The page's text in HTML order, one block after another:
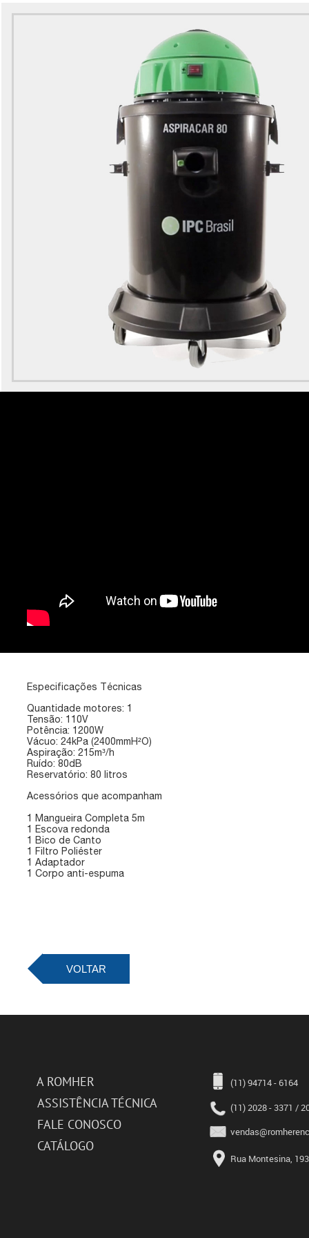
Especificações Técnicas
Quantidade motores: 1
Tensão: 110V
Potência: 1200W
Vácuo: 24kPa (2400mmH²O)
Aspiração: 215m³/h
Ruído: 80dB
Reservatório: 80 litros
Acessórios que acompanham
1 Mangueira Completa 5m
1 Escova redonda
1 Bico de Canto
1 Filtro Poliéster
1 Adaptador
1 Corpo anti-espuma
VOLTAR
A ROMHER
ASSISTÊNCIA TÉCNICA
FALE CONOSCO
CATÁLOGO
(11) 94714 - 6164
(11) 2028 - 3371 /
Rua Montesina,